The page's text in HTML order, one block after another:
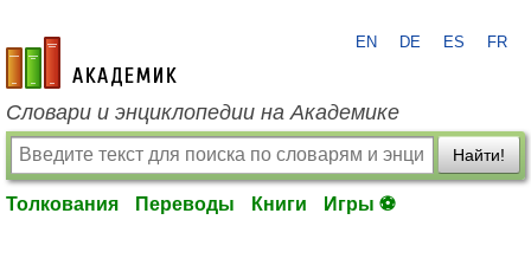
academic.ru
EN DE ES FR
Словари и энциклопедии на Академике
Найти!
Толкования Переводы Книги Игры ⚽